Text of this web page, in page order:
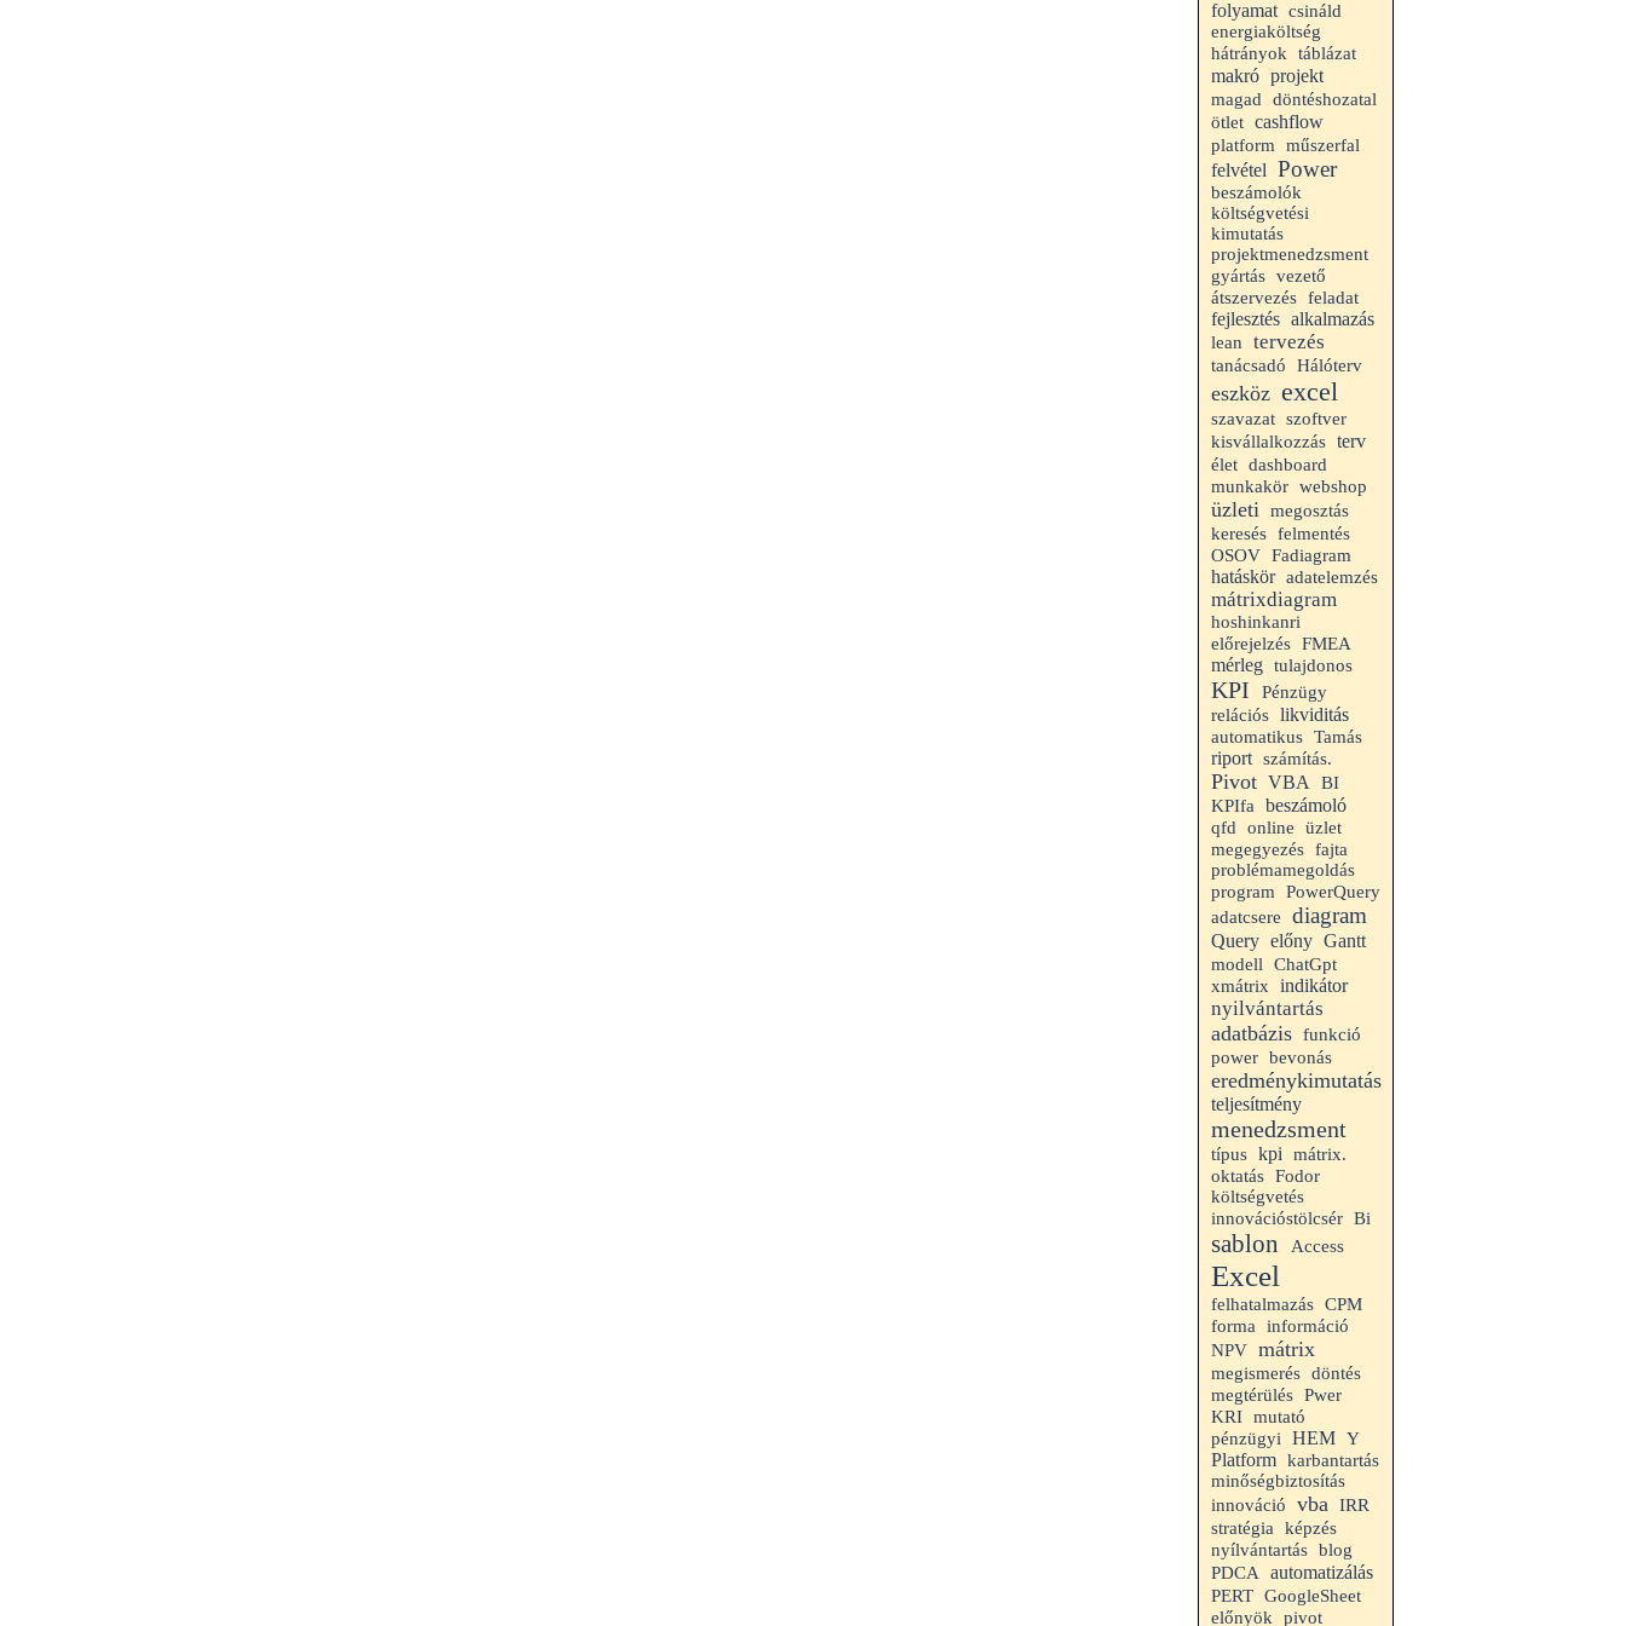
folyamat csináld
energiaköltség
hátrányok
táblázat
makró projekt
magad
döntéshozatal
ötlet cashflow
platform műszerfal
felvétel Power
beszámolók
költségvetési
kimutatás
projektmenedzsment
gyártás vezető
átszervezés feladat
fejlesztés alkalmazás
lean tervezés
tanácsadó Hálóterv
eszköz excel
szavazat szoftver
kisvállalkozzás terv
élet dashboard
munkakör webshop
üzleti megosztás
keresés felmentés
OSOV Fadiagram
hatáskör adatelemzés
mátrixdiagram
hoshinkanri
előrejelzés FMEA
mérleg tulajdonos
KPI
Pénzügy
relációs likviditás
automatikus Tamás
riport számítás.
Pivot VBA
BI
KPIfa
beszámoló
qfd online
üzlet
megegyezés fajta
problémamegoldás
program
PowerQuery
adatcsere
diagram
Query előny Gantt
modell
ChatGpt
xmátrix
indikátor
nyilvántartás
adatbázis funkció
power bevonás
eredménykimutatás
teljesítmény
menedzsment
típus kpi
mátrix.
oktatás Fodor
költségvetés
innovációstölcsér Bi
sablon Access
Excel
felhatalmazás CPM
forma
információ
NPV mátrix
megismerés döntés
megtérülés Pwer
KRI mutató
pénzügyi
HEM Y
Platform karbantartás
minőségbiztosítás
innováció
vba IRR
stratégia
képzés
nyílvántartás blog
PDCA
automatizálás
PERT GoogleSheet
előnyök
pivot